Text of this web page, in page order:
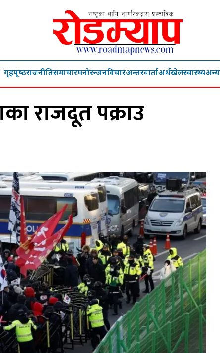
गृहपृष्‍ठराजनीतिसमाचारमनोरन्जनविचारअन्तरवार्ताअर्थखेलस्वास्थ्यअन्य
राजदूत पक्राउ